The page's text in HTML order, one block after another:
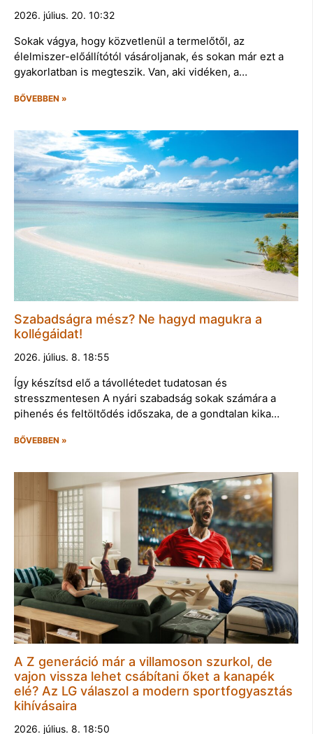
2026. július. 20. 10:32
Sokak vágya, hogy közvetlenül a termelőtől, az
élelmiszer-előállítótól vásároljanak, és sokan már ezt a
gyakorlatban is megteszik. Van, aki vidéken, a…
BŐVEBBEN »
Szabadságra mész? Ne hagyd magukra a
kollégáidat!
2026. július. 8. 18:55
Így készítsd elő a távollétedet tudatosan és
stresszmentesen A nyári szabadság sokak számára a
pihenés és feltöltődés időszaka, de a gondtalan kika…
BŐVEBBEN »
A Z generáció már a villamoson szurkol, de
vajon vissza lehet csábítani őket a kanapék
elé? Az LG válaszol a modern sportfogyasztás
kihívásaira
2026. július. 8. 18:50